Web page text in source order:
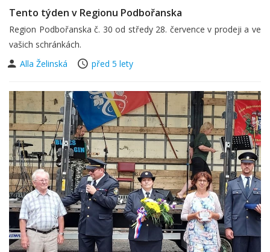
Tento týden v Regionu Podbořanska
Region Podbořanska č. 30 od středy 28. července v prodeji a ve
vašich schránkách.
Alla Želinská
před 5 lety